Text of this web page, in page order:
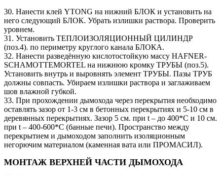
30. Нанести клей YTONG на нижний БЛОК и установить на
него следующий БЛОК. Убрать излишки раствора. Проверить
уровнем.
31. Установить ТЕПЛОИЗОЛЯЦИОННЫЙ ЦИЛИНДР
(поз.4). по периметру круглого канала БЛОКА.
32. Нанести разведённую кислотостойкую массу HAFNER-
SCHAMOTTEMORTEL на нижнюю кромку ТРУБЫ (поз.5).
Установить внутрь и выровнять элемент ТРУБЫ. Пазы ТРУБ
должны совпасть. Убираем излишки раствора и заглаживаем
шов влажной губкой.
33. При прохождении дымохода через перекрытия необходимо
оставлять зазор от 1-3 см в бетонных перекрытиях и 5-10 см в
деревянных перекрытиях. Зазор 5 см. при t – до 400*C и 10 см.
при t – 400-600*C (банные печи). Пространство между
перекрытием и дымоходом заполнить изоляционным
негорючим материалом (каменная вата или ПРОМАСИЛ).
МОНТАЖ ВЕРХНЕЙ ЧАСТИ ДЫМОХОДА